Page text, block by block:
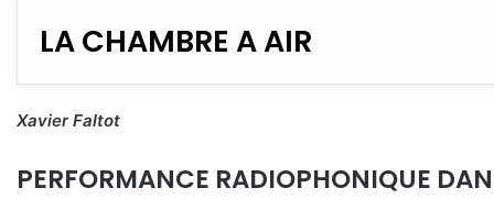
LA CHAMBRE A AIR
Xavier Faltot
PERFORMANCE RADIOPHONIQUE